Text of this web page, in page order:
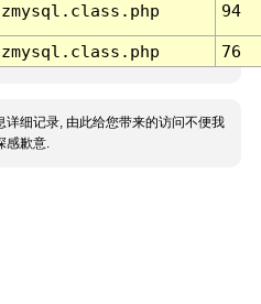
94
76
详细记录, 由此给您带来的访问不便我
感歉意.